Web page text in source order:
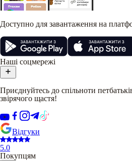
Доступно для завантаження на
Наші соцмережі
Приєднуйтесь до спільноти
звірячого щастя!
Відгуки
5.0
Покупцям